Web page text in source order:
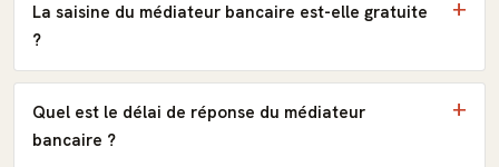
La saisine du médiateur bancaire est-elle gratuite
?
Quel est le délai de réponse du médiateur
bancaire ?